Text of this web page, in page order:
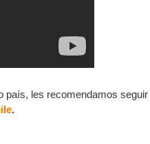
país, les recomendamos seguir
.